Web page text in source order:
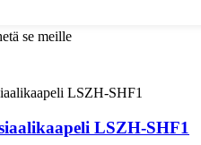
se meille
LSZH-SHF1